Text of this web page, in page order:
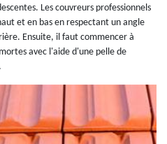
Les couvreurs professionnels
et en bas en respectant un angle
Ensuite, il faut commencer à
avec l'aide d'une pelle de